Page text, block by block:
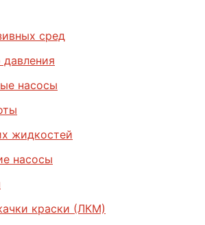
сред
насосы
жидкостей
насосы
краски (ЛКМ)